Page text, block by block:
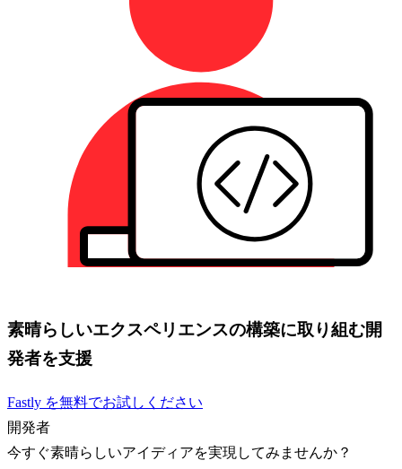
素晴らしいエクスペリエンスの構築に取り組む開
発者を支援
Fastly を無料でお試しください
開発者
今すぐ素晴らしいアイディアを実現してみませんか？